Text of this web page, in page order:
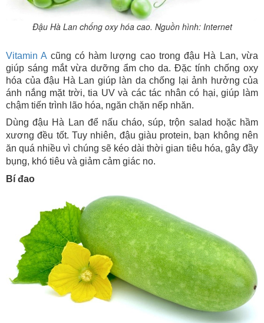
Đậu Hà Lan chống oxy hóa cao. Nguồn hình: Internet
Vitamin A cũng có hàm lượng cao trong đậu Hà Lan, vừa
giúp sáng mắt vừa dưỡng ẩm cho da. Đặc tính chống oxy
hóa của đậu Hà Lan giúp làn da chống lại ảnh hưởng của
ánh nắng mặt trời, tia UV và các tác nhân có hại, giúp làm
chậm tiến trình lão hóa, ngăn chặn nếp nhăn.
Dùng đậu Hà Lan để nấu cháo, súp, trộn salad hoặc hầm
xương đều tốt. Tuy nhiên, đậu giàu protein, bạn không nên
ăn quá nhiều vì chúng sẽ kéo dài thời gian tiêu hóa, gây đầy
bụng, khó tiêu và giảm cảm giác no.
Bí đao